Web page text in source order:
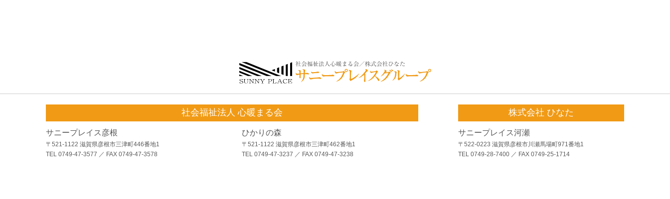
社会福祉法人 心暖まる会
サニープレイス彦根
〒521-1122 滋賀県彦根市三津町446番地1
TEL 0749-47-3577 ／ FAX 0749-47-3578
ひかりの森
〒521-1122 滋賀県彦根市三津町462番地1
TEL 0749-47-3237 ／ FAX 0749-47-3238
株式会社 ひなた
サニープレイス河瀬
〒522-0223 滋賀県彦根市川瀬馬場町971番地1
TEL 0749-28-7400 ／ FAX 0749-25-1714